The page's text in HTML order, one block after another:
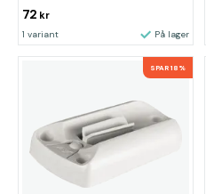
72 kr
1 variant På lager
SPAR 18%